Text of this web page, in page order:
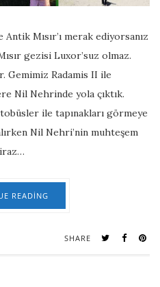
Mısır’ı merak ediyorsanız
gezisi Luxor’suz olmaz.
Gemimiz Radamis II ile
Nil Nehrinde yola çıktık.
ile tapınakları görmeye
Nil Nehri’nin muhteşem
READING
SHARE